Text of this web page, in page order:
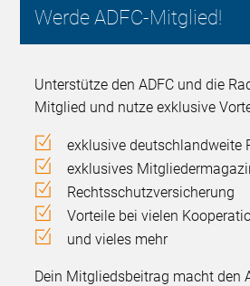
Werde ADFC-Mitglied!
Unterstütze den ADFC und die
Mitglied und nutze exklusive
exklusive deutschlandweite
exklusives
Rechtsschutzversicherung
Vorteile bei vielen
und vieles mehr
Dein Mitgliedsbeitrag macht den